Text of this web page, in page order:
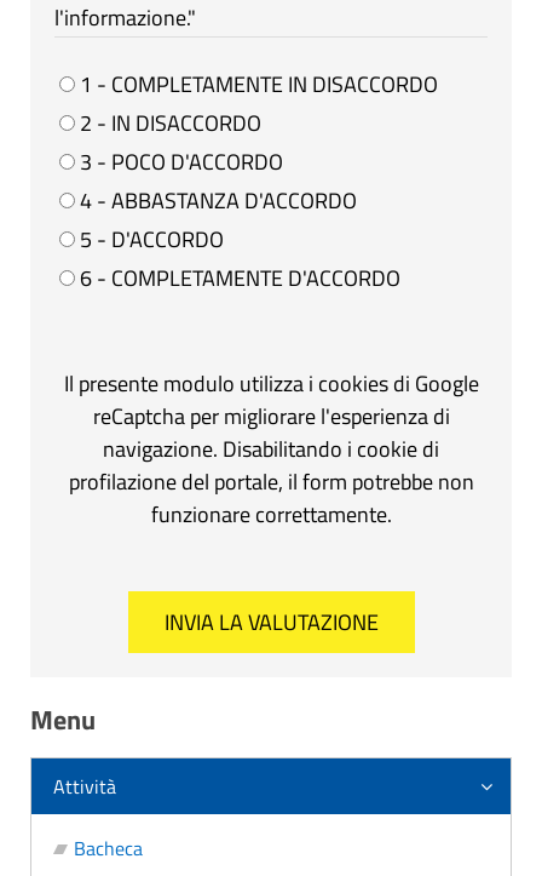
l'informazione."
1 - COMPLETAMENTE IN DISACCORDO
2 - IN DISACCORDO
3 - POCO D'ACCORDO
4 - ABBASTANZA D'ACCORDO
5 - D'ACCORDO
6 - COMPLETAMENTE D'ACCORDO
Il presente modulo utilizza i cookies di Google
reCaptcha per migliorare l'esperienza di
navigazione. Disabilitando i cookie di
profilazione del portale, il form potrebbe non
funzionare correttamente.
Menu
Attività
Bacheca